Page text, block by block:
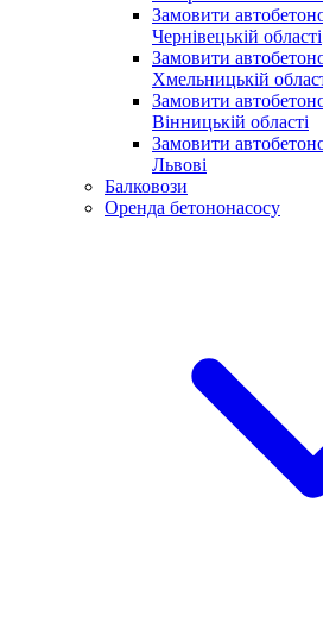
Замовити
Чернівецькій області
Замовити
Хмельницькій
Замовити
Вінницькій області
Замовити
Львові
Балковози
Оренда бетононасосу